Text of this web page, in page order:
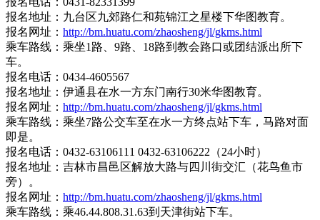
报名地址：九台区九郊路仁和苑锦江之星楼下华图教育。
报名网址： http://bm.huatu.com/zhaosheng/jl/gkms.html
乘车路线：乘坐1路、9路、18路到教会路口或团结派出所下
车。
报名电话：0434-4605567
报名地址：伊通县在水一方东门南行30米华图教育。
报名网址： http://bm.huatu.com/zhaosheng/jl/gkms.html
乘车路线：乘坐7路公交车至在水一方终点站下车，马路对面
即是。
报名电话：0432-63106111 0432-63106222（24小时）
报名地址：吉林市昌邑区解放大路与四川街交汇（花鸟鱼市
旁）。
报名网址： http://bm.huatu.com/zhaosheng/jl/gkms.html
乘车路线：乘46.44.808.31.63到天津街站下车。